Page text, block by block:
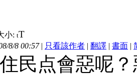
小: tT
8/8 00:57| 只看該作者 | 翻譯 | 書面 |
民点會惡呢